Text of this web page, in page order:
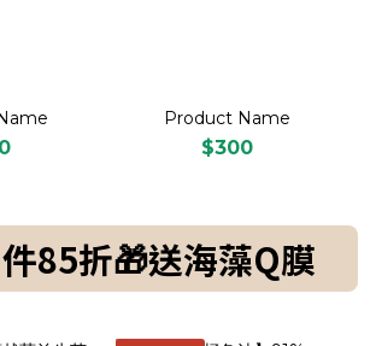
Product Name
$300
85折🎁送海藻Q膜